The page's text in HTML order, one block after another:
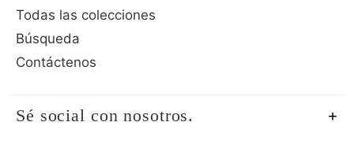
Todas las colecciones
Búsqueda
Contáctenos
Sé social con nosotros.